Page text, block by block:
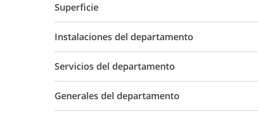
Superficie
Instalaciones del departamento
Servicios del departamento
Generales del departamento